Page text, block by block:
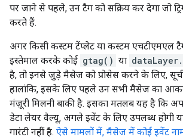
पर जाने से पहले, उन टैग को सक्रिय कर देगा जो
करते हैं.
अगर किसी कस्टम टेंप्लेट या कस्टम एचटीएमएल
इस्तेमाल करके कोई gtag() या
है, तो इनसे जुड़े मैसेज को प्रोसेस करने के लिए, सूची
हालांकि, इसके लिए पहले उन सभी मैसेज का
मंज़ूरी मिलनी बाकी है. इसका मतलब यह है कि
डेटा लेयर वैल्यू, अगले इवेंट के लिए उपलब्ध होगी
गारंटी नहीं है. ऐसे मामलों में, मैसेज में कोई इवेंट